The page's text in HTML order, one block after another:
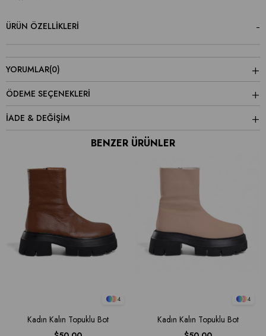
ÜRÜN ÖZELLIKLERI
YORUMLAR(0)
ÖDEME SEÇENEKLERI
İADE & DEĞİŞİM
BENZER ÜRÜNLER
4
Kadın Kalın Topuklu Bot
4
Kadın Kalın Topuklu Bot